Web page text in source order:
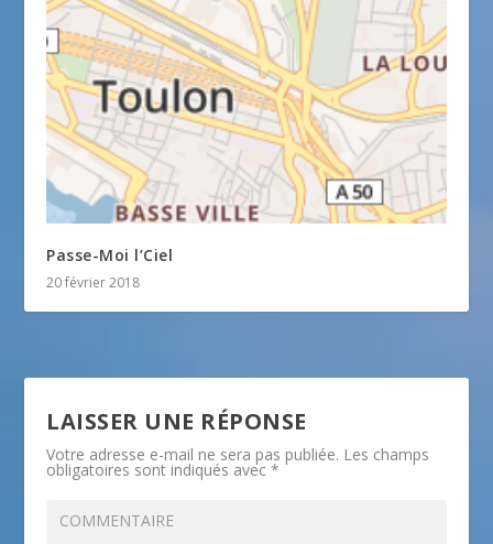
Passe-Moi l’Ciel
20 février 2018
LAISSER UNE RÉPONSE
Votre adresse e-mail ne sera pas publiée. Les champs
obligatoires sont indiqués avec*